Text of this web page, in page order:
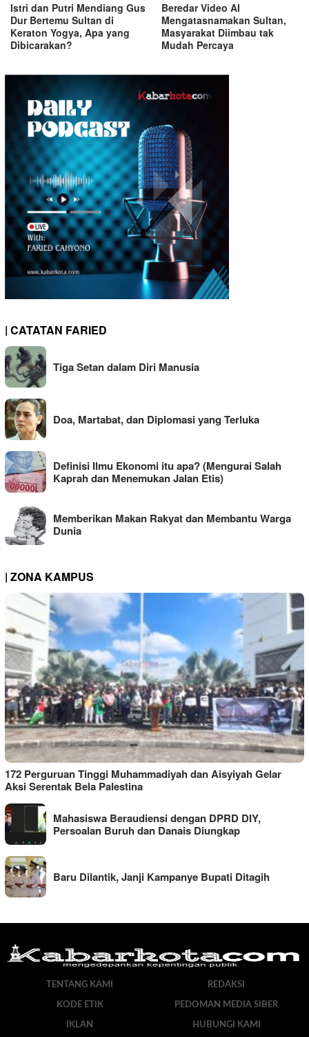
Istri dan Putri Mendiang Gus
Dur Bertemu Sultan di
Keraton Yogya, Apa yang
Dibicarakan?
Beredar Video AI
Mengatasnamakan Sultan,
Masyarakat Diimbau tak
Mudah Percaya
| CATATAN FARIED
Tiga Setan dalam Diri Manusia
Doa, Martabat, dan Diplomasi yang Terluka
Definisi Ilmu Ekonomi itu apa? (Mengurai Salah
Kaprah dan Menemukan Jalan Etis)
Memberikan Makan Rakyat dan Membantu Warga
Dunia
| ZONA KAMPUS
172 Perguruan Tinggi Muhammadiyah dan Aisyiyah Gelar
Aksi Serentak Bela Palestina
Mahasiswa Beraudiensi dengan DPRD DIY,
Persoalan Buruh dan Danais Diungkap
Baru Dilantik, Janji Kampanye Bupati Ditagih
TENTANG KAMI REDAKSI
KODE ETIK PEDOMAN MEDIA SIBER
IKLAN HUBUNGI KAMI